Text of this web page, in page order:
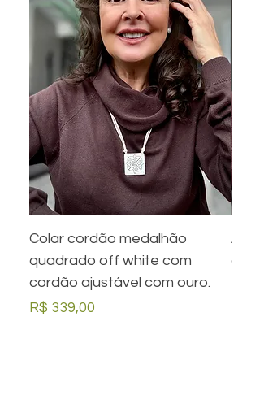
Colar cordão medalhão
quadrado off white com
cordão ajustável com ouro.
Preço
R$ 339,00